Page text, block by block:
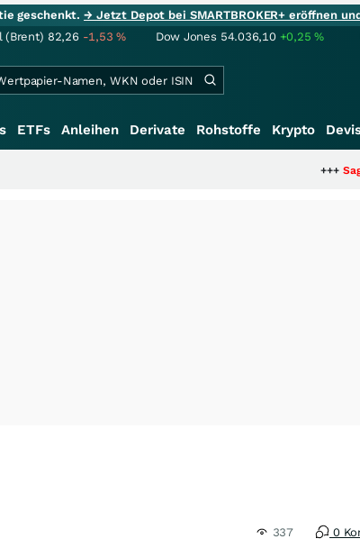
geschenkt.→ Jetzt Depot bei SMARTBROKER+ eröffnen
(Brent) 82,26 -1,53% Dow Jones 54.036,10 +0,25%
ETFs Anleihen Derivate Rohstoffe Krypto
Saga bei 0,53 CAD:
337 0